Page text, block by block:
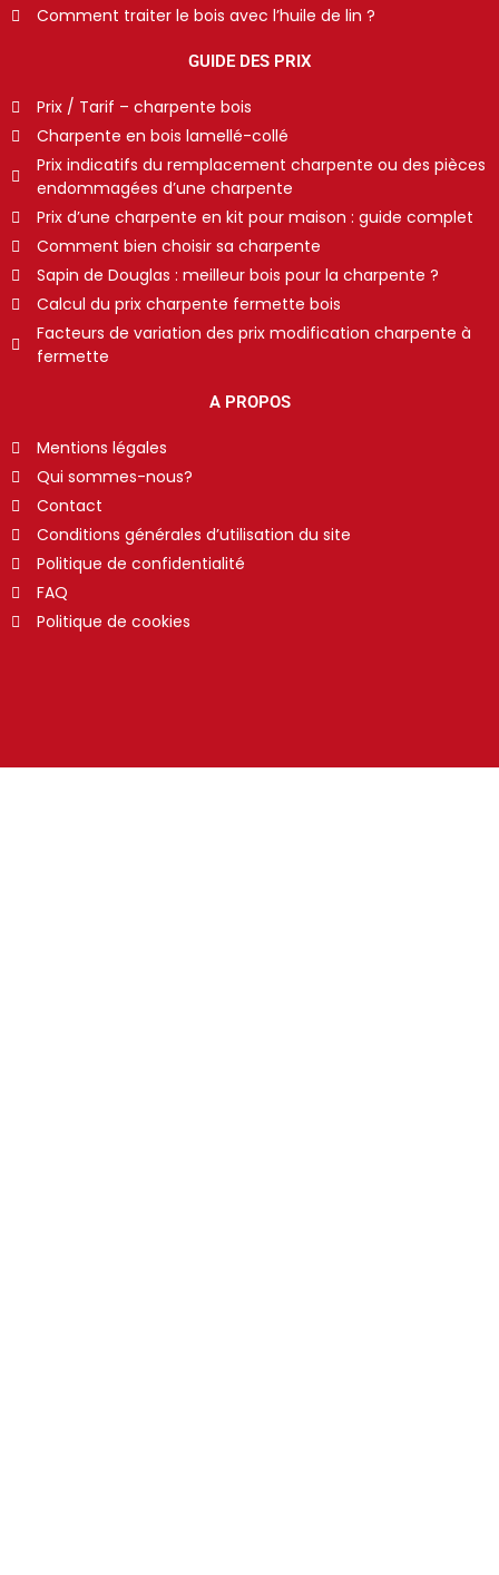
Comment traiter le bois avec l’huile de lin ?
GUIDE DES PRIX
Prix / Tarif – charpente bois
Charpente en bois lamellé-collé
Prix indicatifs du remplacement charpente ou des pièces
endommagées d’une charpente
Prix d’une charpente en kit pour maison : guide complet
Comment bien choisir sa charpente
Sapin de Douglas : meilleur bois pour la charpente ?
Calcul du prix charpente fermette bois
Facteurs de variation des prix modification charpente à
fermette
A PROPOS
Mentions légales
Qui sommes-nous?
Contact
Conditions générales d’utilisation du site
Politique de confidentialité
FAQ
Politique de cookies